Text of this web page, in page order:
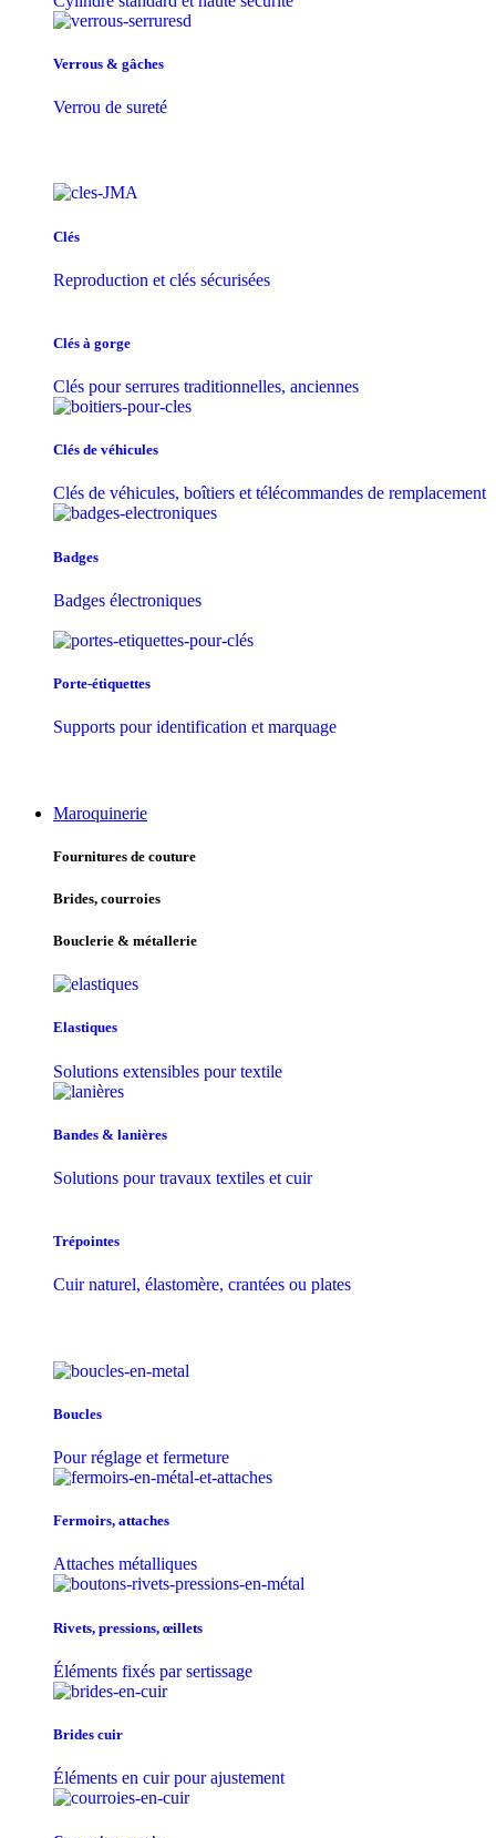
Verrous & gâches
Verrou de sureté
Clés
Reproduction et clés sécurisées
Clés à gorge
Clés pour serrures traditionnelles, anciennes
Clés de véhicules
Clés de véhicules, boîtiers et télécommandes de remplacement
Badges
Badges électroniques
Porte-étiquettes
Supports pour identification et marquage
Maroquinerie
Fournitures de couture
Brides, courroies
Bouclerie & métallerie
Elastiques
Solutions extensibles pour textile
Bandes & lanières
Solutions pour travaux textiles et cuir
Trépointes
Cuir naturel, élastomère, crantées ou plates
Boucles
Pour réglage et fermeture
Fermoirs, attaches
Attaches métalliques
Rivets, pressions, œillets
Éléments fixés par sertissage
Brides cuir
Éléments en cuir pour ajustement